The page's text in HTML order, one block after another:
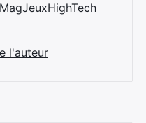
l'auteur